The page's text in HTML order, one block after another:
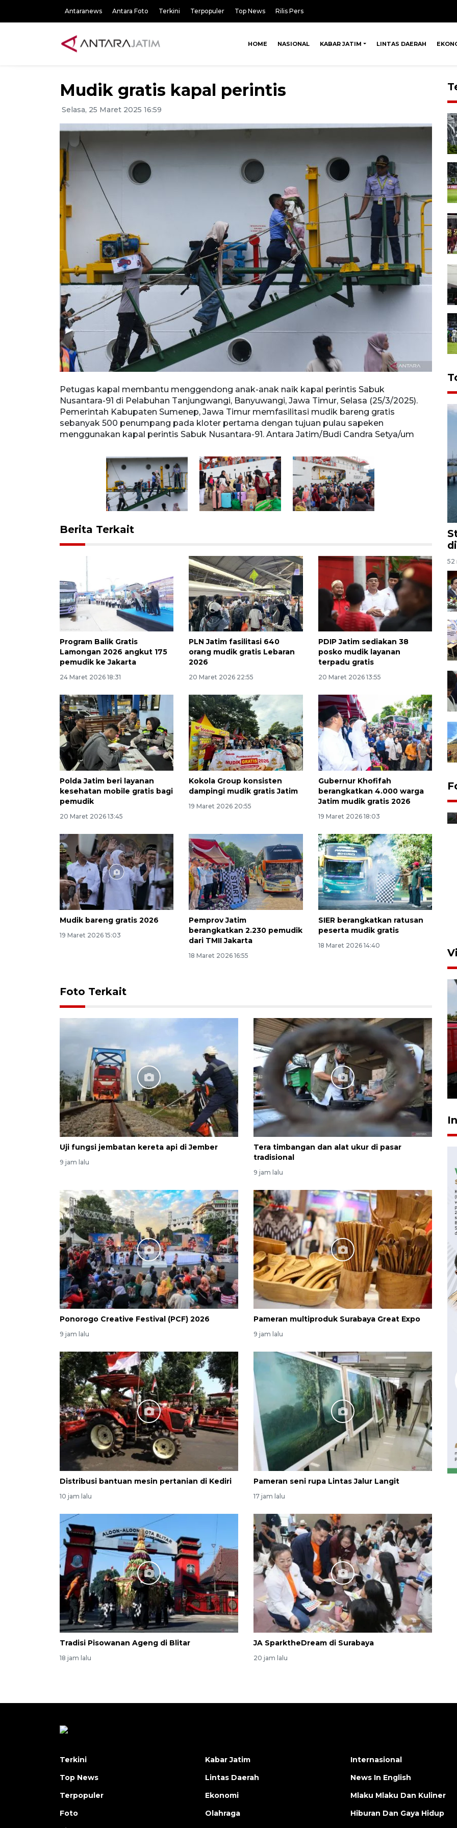
Antaranews Antara Foto Terkini Terpopuler Top News Rilis Pers
HOME NASIONAL KABAR JATIM LINTAS DAERAH
Mudik gratis kapal perintis
Selasa, 25 Maret 2025 16:59
Petugas kapal membantu menggendong anak-anak naik kapal perintis Sabuk
Nusantara-91 di Pelabuhan Tanjungwangi, Banyuwangi, Jawa Timur, Selasa (25/3/2025).
Pemerintah Kabupaten Sumenep, Jawa Timur memfasilitasi mudik bareng gratis
sebanyak 500 penumpang pada kloter pertama dengan tujuan pulau sapeken
menggunakan kapal perintis Sabuk Nusantara-91. Antara Jatim/Budi Candra Setya/um
Berita Terkait
Program Balik Gratis
Lamongan 2026 angkut 175
pemudik ke Jakarta
24 Maret 2026 18:31
PLN Jatim fasilitasi 640
orang mudik gratis Lebaran
2026
20 Maret 2026 22:55
PDIP Jatim sediakan 38
posko mudik layanan
terpadu gratis
20 Maret 2026 13:55
Polda Jatim beri layanan
kesehatan mobile gratis bagi
pemudik
20 Maret 2026 13:45
Kokola Group konsisten
dampingi mudik gratis Jatim
19 Maret 2026 20:55
Gubernur Khofifah
berangkatkan 4.000 warga
Jatim mudik gratis 2026
19 Maret 2026 18:03
Mudik bareng gratis 2026
19 Maret 2026 15:03
Pemprov Jatim
berangkatkan 2.230 pemudik
dari TMII Jakarta
18 Maret 2026 16:55
SIER berangkatkan ratusan
peserta mudik gratis
18 Maret 2026 14:40
Foto Terkait
Uji fungsi jembatan kereta api di Jember
9 jam lalu
Tera timbangan dan alat ukur di pasar
tradisional
9 jam lalu
Ponorogo Creative Festival (PCF) 2026
9 jam lalu
Pameran multiproduk Surabaya Great Expo
9 jam lalu
Distribusi bantuan mesin pertanian di Kediri
10 jam lalu
Pameran seni rupa Lintas Jalur Langit
17 jam lalu
Tradisi Pisowanan Ageng di Blitar
18 jam lalu
JA SparktheDream di Surabaya
20 jam lalu
52
Distribusi bantuan mesin
pertanian di Kediri
Basarnas hentikan operasi
kedaruratan KM Mutiara
Sentosa II
4 Agustus 2026 22:38
Waspadai penyakit saat
musim kemarau
2026-08-05 12:00:00
Terkini
Top News
Terpopuler
Foto
Kabar Jatim
Lintas Daerah
Ekonomi
Olahraga
Internasional
News In English
Mlaku Mlaku Dan Kuliner
Hiburan Dan Gaya Hidup